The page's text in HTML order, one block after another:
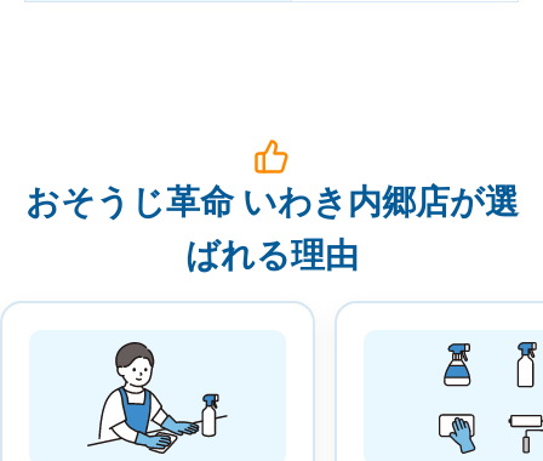
おそうじ革命 いわき内郷店が選
ばれる理由